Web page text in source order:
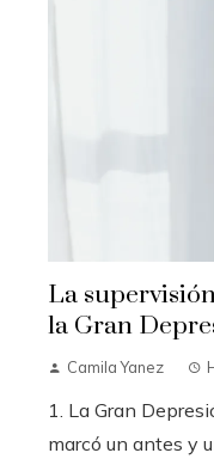
La
la Gran
Camila Yanez
1. La Gran
marcó un antes y